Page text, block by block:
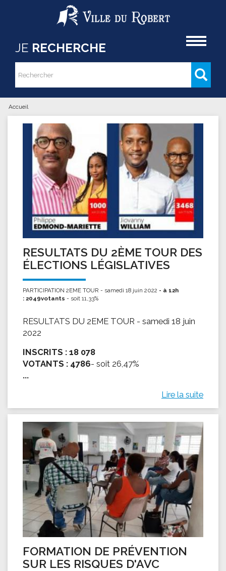
Aller au contenu principal
JE RECHERCHE
Formulaire de recherche
Rechercher
Vous êtes ici
Accueil
RESULTATS DU 2ÈME TOUR DES
ÉLECTIONS LÉGISLATIVES
PARTICIPATION 2EME TOUR - samedi 18 juin 2022 - à 12h
: 2049votants - soit 11,33%
RESULTATS DU 2EME TOUR - samedi 18 juin
2022
INSCRITS : 18 078
VOTANTS : 4786- soit 26,47%
...
Lire la suite
FORMATION DE PRÉVENTION
SUR LES RISQUES D'AVC